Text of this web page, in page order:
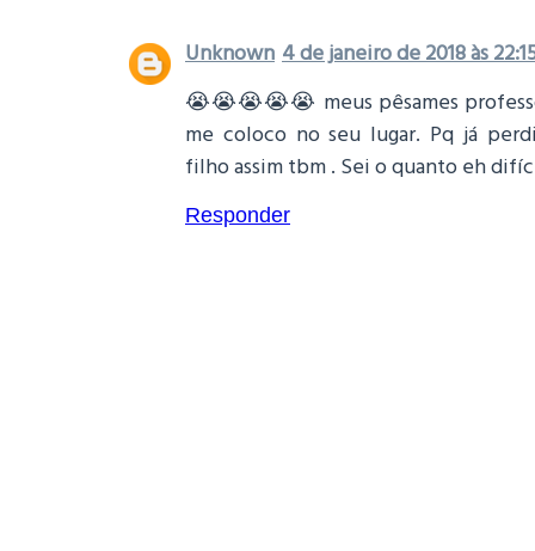
Unknown 4 de janeiro de 2018 às
😭😭😭😭😭 meus pêsames
me coloco no seu lugar. Pq já
filho assim tbm . Sei o quanto eh
Responder